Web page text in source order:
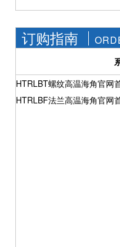
订购指南
HTRLBT螺纹高温海角官网
HTRLBF法兰高温海角官网